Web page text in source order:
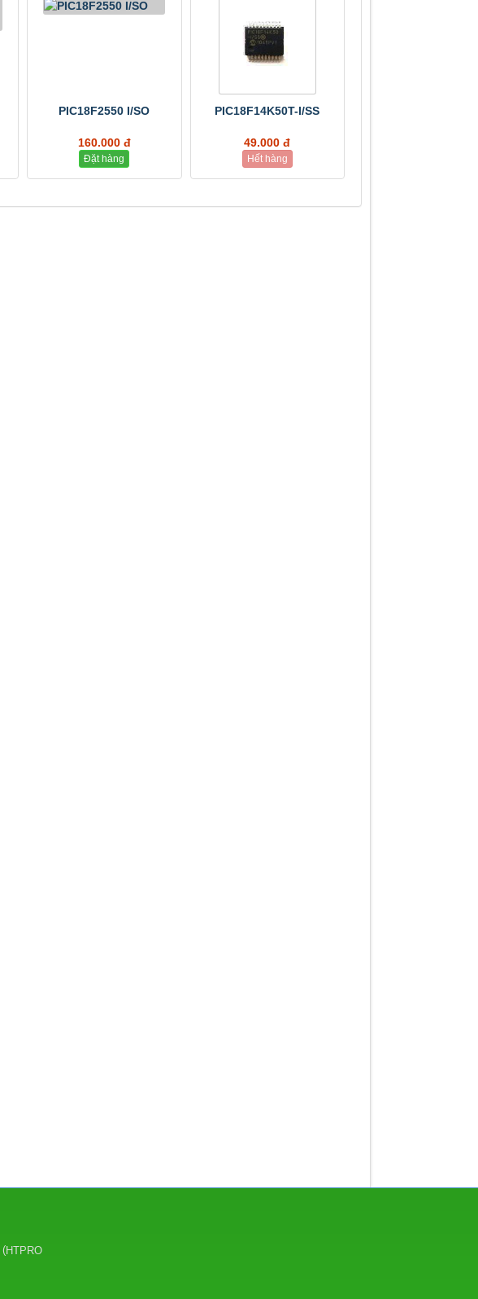
PIC18F2550 I/SO
160.000 đ
Đặt hàng
PIC18F14K50T-I/SS
49.000 đ
Hết hàng
(HTPRO